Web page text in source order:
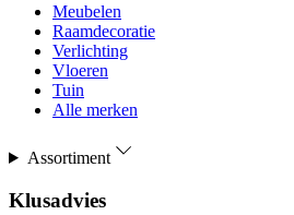
Meubelen
Raamdecoratie
Verlichting
Vloeren
Tuin
Alle merken
Assortiment
Klusadvies